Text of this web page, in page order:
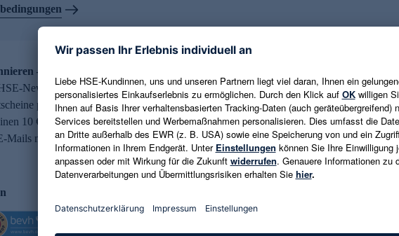
– 10 € Gutschein erhalten
Newsletter abonnieren und aktuelle Trends,
per E-Mail erhalten. Als Dankeschön
10 € Gutschein. Eine Abmeldung ist jederzeit in
Mails möglich.
E-Mail-Adresse eingeben
Es gelten die Datenschutzrichtlinien